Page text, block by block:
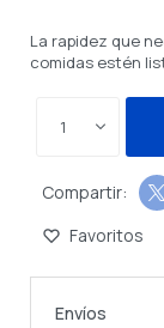
La rapidez que
comidas estén
1

Envíos